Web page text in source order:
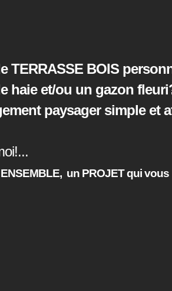
TERRASSE BOIS
haie et/ou un gazon
paysager simple et
un PROJET qui vous